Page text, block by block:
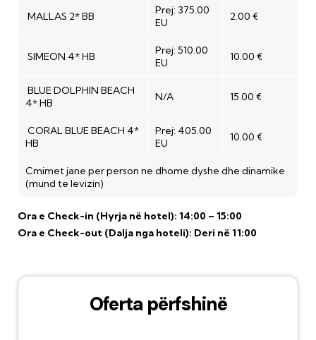
MALLAS 2* BB
Prej: 375.00
EU
2.00 €
SIMEON 4* HB
Prej: 510.00
EU
10.00 €
BLUE DOLPHIN BEACH
4* HB
N/A 15.00 €
CORAL BLUE BEACH 4*
HB
Prej: 405.00
EU
10.00 €
Cmimet jane per person ne dhome dyshe dhe dinamike
(mund te levizin)
Ora e Check-in (Hyrja në hotel): 14:00 – 15:00
Ora e Check-out (Dalja nga hoteli): Deri në 11:00
Oferta përfshinë